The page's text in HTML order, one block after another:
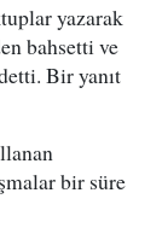
yazarak
bahsetti ve
Bir yanıt
bir süre